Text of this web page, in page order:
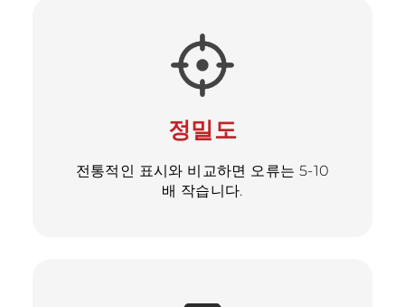
정밀도
전통적인 표시와 비교하면 오류는 5-10
배 작습니다.